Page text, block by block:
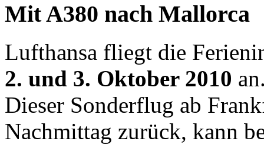
Mit A380 nach Mallorca
Lufthansa fliegt die
2. und 3. Oktober 2010
Dieser Sonderflug ab
Nachmittag zurück, kann